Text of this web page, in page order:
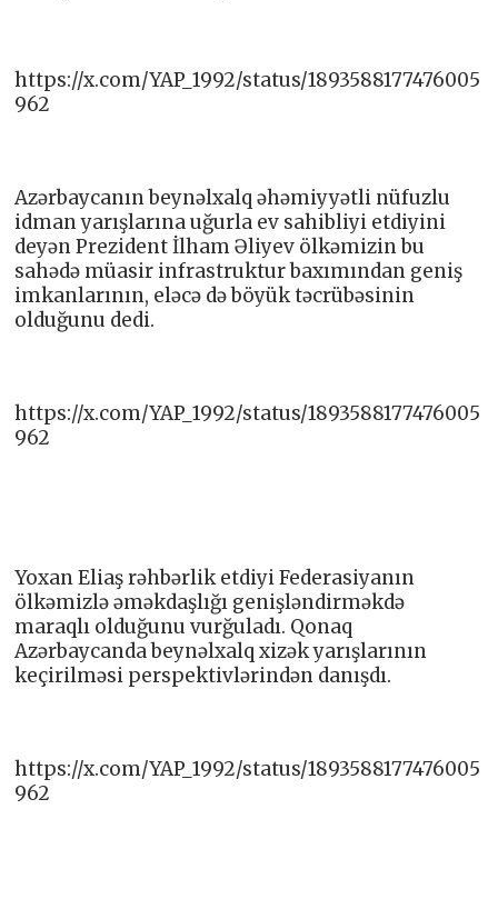
https://x.com/YAP_1992/status/1893588177476005
962
Azərbaycanın beynəlxalq əhəmiyyətli nüfuzlu
idman yarışlarına uğurla ev sahibliyi etdiyini
deyən Prezident İlham Əliyev ölkəmizin bu
sahədə müasir infrastruktur baxımından geniş
imkanlarının, eləcə də böyük təcrübəsinin
olduğunu dedi.
https://x.com/YAP_1992/status/1893588177476005
962
Yoxan Eliaş rəhbərlik etdiyi Federasiyanın
ölkəmizlə əməkdaşlığı genişləndirməkdə
maraqlı olduğunu vurğuladı. Qonaq
Azərbaycanda beynəlxalq xizək yarışlarının
keçirilməsi perspektivlərindən danışdı.
https://x.com/YAP_1992/status/1893588177476005
962